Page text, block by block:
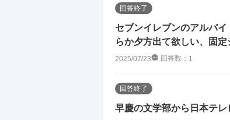
回答終了
セブンイレブンのアルバ
らか夕方出て欲しい、固
2025/07/23 回答数： 1
回答終了
早慶の文学部から日本テ